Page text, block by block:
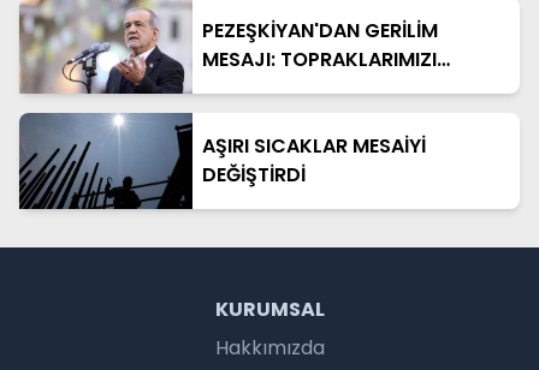
PEZEŞKİYAN'DAN GERİLİM
MESAJI: TOPRAKLARIMIZI
SAVUNACAĞIZ
AŞIRI SICAKLAR MESAİYİ
DEĞİŞTİRDİ
KURUMSAL
Hakkımızda